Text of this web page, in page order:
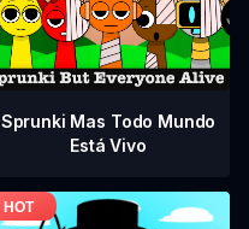
Sprunki Mas Todo Mundo
Está Vivo